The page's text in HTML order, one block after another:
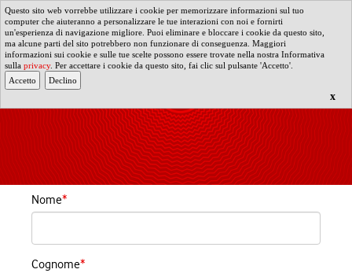
Nome*
Cognome*
Questo sito web vorrebbe utilizzare i cookie per memorizzare informazioni sul tuo
computer che aiuteranno a personalizzare le tue interazioni con noi e fornirti
un'esperienza di navigazione migliore. Puoi eliminare e bloccare i cookie da questo sito,
ma alcune parti del sito potrebbero non funzionare di conseguenza. Maggiori
informazioni sui cookie e sulle tue scelte possono essere trovate nella nostra Informativa
sulla privacy. Per accettare i cookie da questo sito, fai clic sul pulsante 'Accetto'.
x